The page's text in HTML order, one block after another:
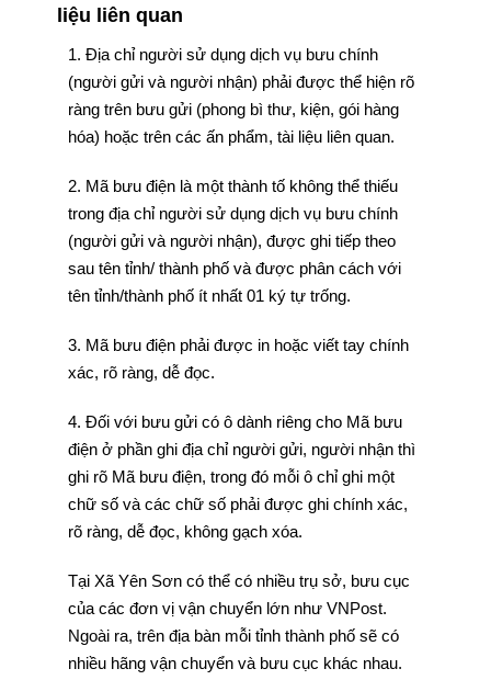
liệu liên quan
1. Địa chỉ người sử dụng dịch vụ bưu chính
(người gửi và người nhận) phải được thể hiện rõ
ràng trên bưu gửi (phong bì thư, kiện, gói hàng
hóa) hoặc trên các ấn phẩm, tài liệu liên quan.
2. Mã bưu điện là một thành tố không thể thiếu
trong địa chỉ người sử dụng dịch vụ bưu chính
(người gửi và người nhận), được ghi tiếp theo
sau tên tỉnh/ thành phố và được phân cách với
tên tỉnh/thành phố ít nhất 01 ký tự trống.
3. Mã bưu điện phải được in hoặc viết tay chính
xác, rõ ràng, dễ đọc.
4. Đối với bưu gửi có ô dành riêng cho Mã bưu
điện ở phần ghi địa chỉ người gửi, người nhận thì
ghi rõ Mã bưu điện, trong đó mỗi ô chỉ ghi một
chữ số và các chữ số phải được ghi chính xác,
rõ ràng, dễ đọc, không gạch xóa.
Tại Xã Yên Sơn có thể có nhiều trụ sở, bưu cục
của các đơn vị vận chuyển lớn như VNPost.
Ngoài ra, trên địa bàn mỗi tỉnh thành phố sẽ có
nhiều hãng vận chuyển và bưu cục khác nhau.